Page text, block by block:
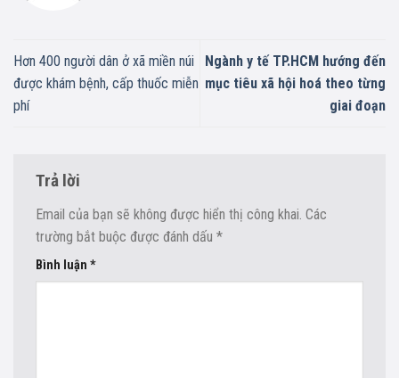
Hơn 400 người dân ở xã miền núi
được khám bệnh, cấp thuốc miễn
phí
Ngành y tế TP.HCM hướng đến
mục tiêu xã hội hoá theo từng
giai đoạn
Trả lời
Email của bạn sẽ không được hiển thị công khai. Các
trường bắt buộc được đánh dấu *
Bình luận *